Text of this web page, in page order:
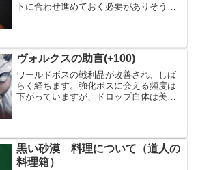
トに合わせ進めておく必要がありそうで
が、後は実装されてか...
ヴォルクスの助言(+100)
ワールドボスの戦利品が改善され、しば
らく経ちます。強化ボスに会える頻度は
下がっていますが、ドロップ自体は美味
していたので、本当に...
黒い砂漠 料理について（道人の
料理箱）